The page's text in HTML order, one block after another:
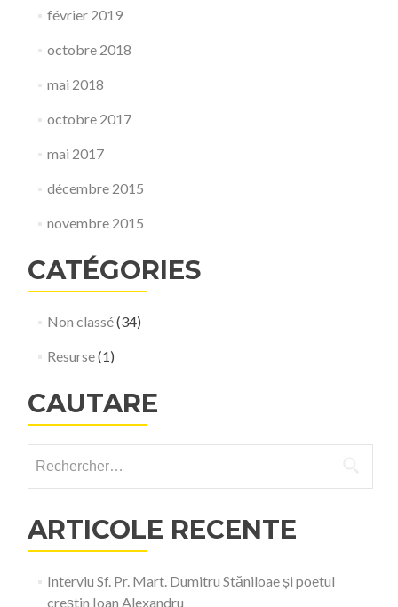
février 2019
octobre 2018
mai 2018
octobre 2017
mai 2017
décembre 2015
novembre 2015
CATÉGORIES
Non classé(34)
Resurse(1)
CAUTARE
ARTICOLE RECENTE
Interviu Sf. Pr. Mart. Dumitru Stăniloae și poetul
creștin Ioan Alexandru